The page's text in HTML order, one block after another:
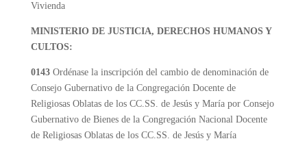
Vivienda
MINISTERIO DE JUSTICIA, DERECHOS HUMANOS Y
CULTOS:
0143 Ordénase la inscripción del cambio de denominación de
Consejo Gubernativo de la Congregación Docente de
Religiosas Oblatas de los CC.SS. de Jesús y María por Consejo
Gubernativo de Bienes de la Congregación Nacional Docente
de Religiosas Oblatas de los CC.SS. de Jesús y María